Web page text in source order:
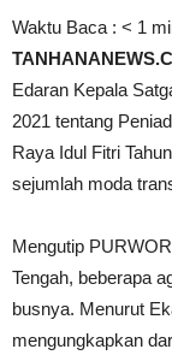
Waktu Baca : < 1
Edaran Kepala
2021 tentang
Raya Idul Fitri
sejumlah moda
Mengutip
Tengah, beberapa
busnya. Menurut
mengungkapkan